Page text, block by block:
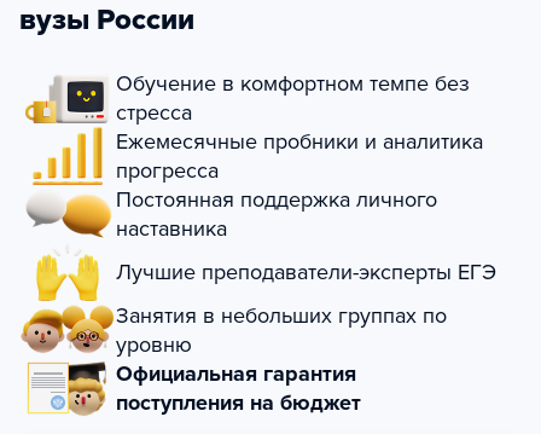
вузы России
Обучение в комфортном темпе без
стресса
Ежемесячные пробники и аналитика
прогресса
Постоянная поддержка личного
наставника
Лучшие преподаватели-эксперты ЕГЭ
Занятия в небольших группах по
уровню
Официальная гарантия
поступления на бюджет